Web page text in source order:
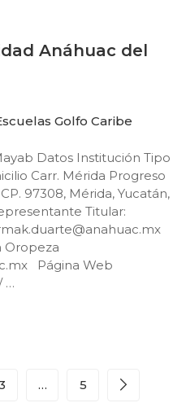
Anáhuac del
Golfo Caribe
Datos Institución Tipo
Carr. Mérida Progreso
97308, Mérida, Yucatán,
Titular:
Oropeza
Página Web
…
… 5